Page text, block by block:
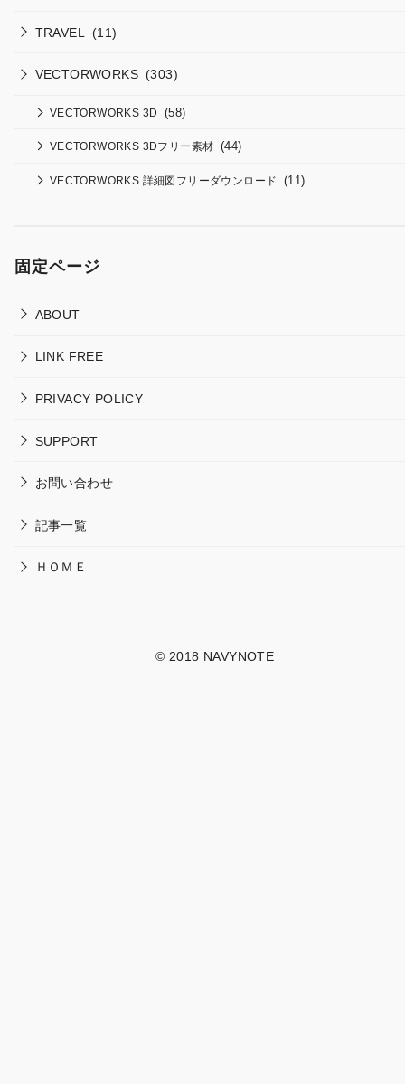
TRAVEL (11)
VECTORWORKS (303)
VECTORWORKS 3D (58)
VECTORWORKS 3Dフリー素材 (44)
VECTORWORKS 詳細図フリーダウンロード (11)
固定ページ
ABOUT
LINK FREE
PRIVACY POLICY
SUPPORT
お問い合わせ
記事一覧
ＨＯＭＥ
© 2018 NAVYNOTE